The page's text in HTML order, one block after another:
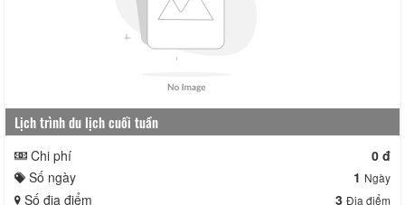
Lịch trình du lịch cuối tuần
Chi phí
0 đ
Số ngày
1 Ngày
Số địa điểm 3 Địa điểm